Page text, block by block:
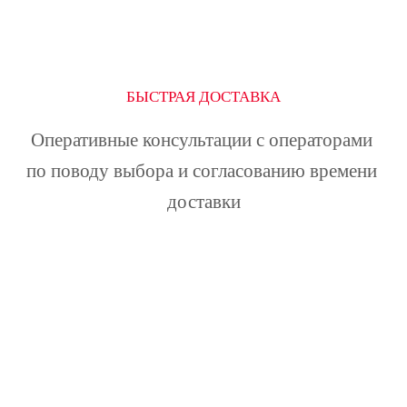
БЫСТРАЯ ДОСТАВКА
Оперативные консультации с операторами
по поводу выбора и согласованию времени
доставки